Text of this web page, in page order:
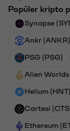
Popüler kripto
Synapse
Ankr (ANKR)
PSG (PSG)
Alien Worlds
Helium (HNT)
Cartesi
Ethereum